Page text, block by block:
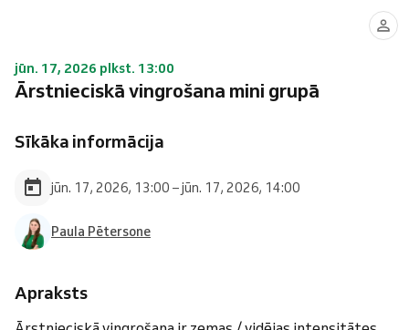
jūn. 17, 2026 plkst. 13:00
Ārstnieciskā vingrošana mini grupā
Sīkāka informācija
jūn. 17, 2026, 13:00 – jūn. 17, 2026, 14:00
Paula Pētersone
Apraksts